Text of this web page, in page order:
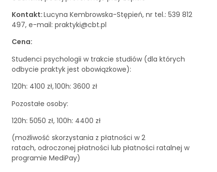
Kontakt:Lucyna Kembrowska-Stępień, nr tel.: 539 812
497, e-mail: praktyki@cbt.pl
Cena:
Studenci psychologii w trakcie studiów (dla których
odbycie praktyk jest obowiązkowe):
120h: 4100 zł, 100h: 3600 zł
Pozostałe osoby:
120h: 5050 zł, 100h: 4400 zł
(możliwość skorzystania z płatności w 2
ratach, odroczonej płatności lub płatności ratalnej w
programie MediPay)